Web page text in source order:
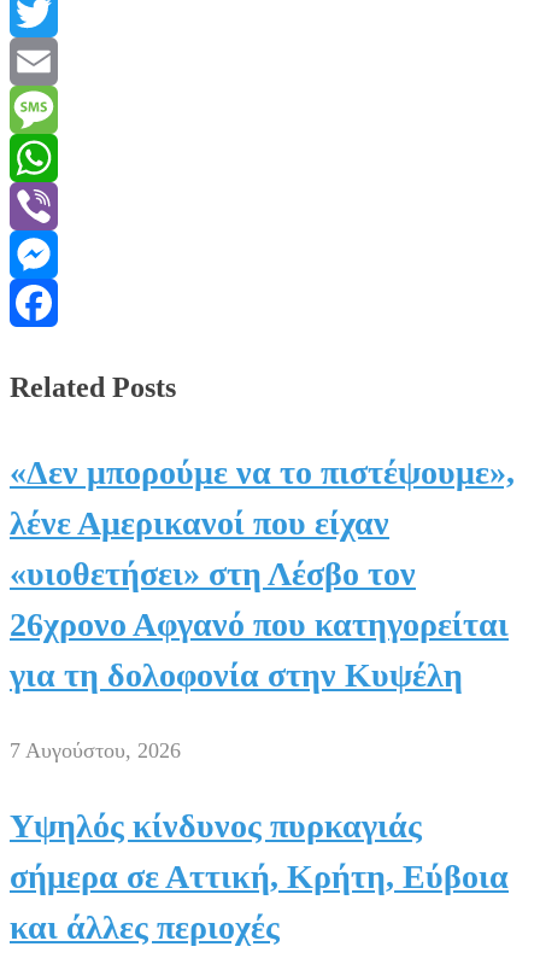
PrintFriendly
Twitter
Email
Message
WhatsApp
Viber
Messenger
Related Posts
«Δεν μπορούμε να το πιστέψουμε»,
λένε Αμερικανοί που είχαν
«υιοθετήσει» στη Λέσβο τον
26χρονο Αφγανό που κατηγορείται
για τη δολοφονία στην Κυψέλη
7 Αυγούστου, 2026
Υψηλός κίνδυνος πυρκαγιάς
σήμερα σε Αττική, Κρήτη, Εύβοια
και άλλες περιοχές